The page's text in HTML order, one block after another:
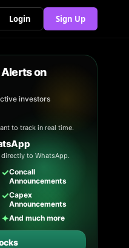
Login Sign Up
on
investors
to track in real time.
directly to WhatsApp.
✓Concall
Announcements
✓Capex
Announcements
✦And much more